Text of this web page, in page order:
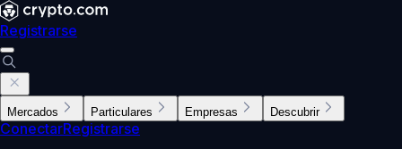
Registrarse
Mercados Particulares Empresas Descubrir
ConectarRegistrarse